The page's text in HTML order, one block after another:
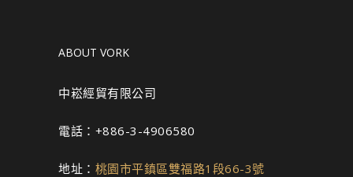
ABOUT VORK
中崧經貿有限公司
電話：+886-3-4906580
地址： 桃園市平鎮區雙福路1段66-3號